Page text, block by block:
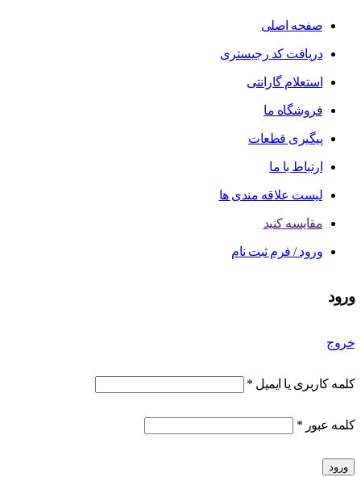
صفحه اصلی
دریافت کد رجیستری
استعلام گارانتی
فروشگاه ما
پیگیری قطعات
ارتباط با ما
لیست علاقه مندی ها
مقایسه کنید
ورود / فرم ثبت نام
ورود
خروج
کلمه کاربری یا ایمیل *
کلمه عبور *
ورود